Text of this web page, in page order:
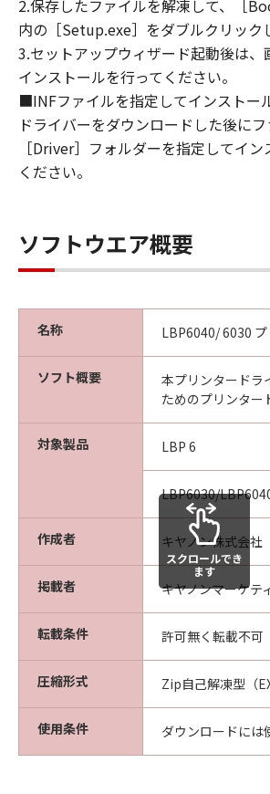
2.保存したファイルを解凍して、［
内の［Setup.exe］をダブルクリック
3.セットアップウィザード起動後は、
インストールを行ってください。
■INFファイルを指定してインストー
ドライバーをダウンロードした後に
［Driver］フォルダーを指定してイ
ください。
ソフトウエア概要
名称 LBP6040/ 6030
ソフト概要
本プリンタードラ
ためのプリンター
対象製品 LBP 6
LBP6030/
作成者 キヤノン株式会社
掲載者 キヤノンマーケテ
転載条件 許可無く転載不可
圧縮形式 Zip自己解凍型（
使用条件 ダウンロードには
スクロールでき
ます